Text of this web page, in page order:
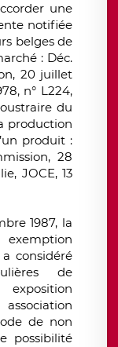
une
notifiée
belges de
: Déc.
20 juillet
n° L224,
du
production
produit :
28
JOCE, 13
1987, la
considéré
de
de non
possibilité